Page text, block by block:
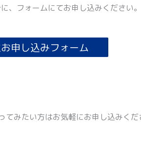
、フォームにてお申し込みください。
申し込みフォーム
てみたい方はお気軽にお申し込みくだ